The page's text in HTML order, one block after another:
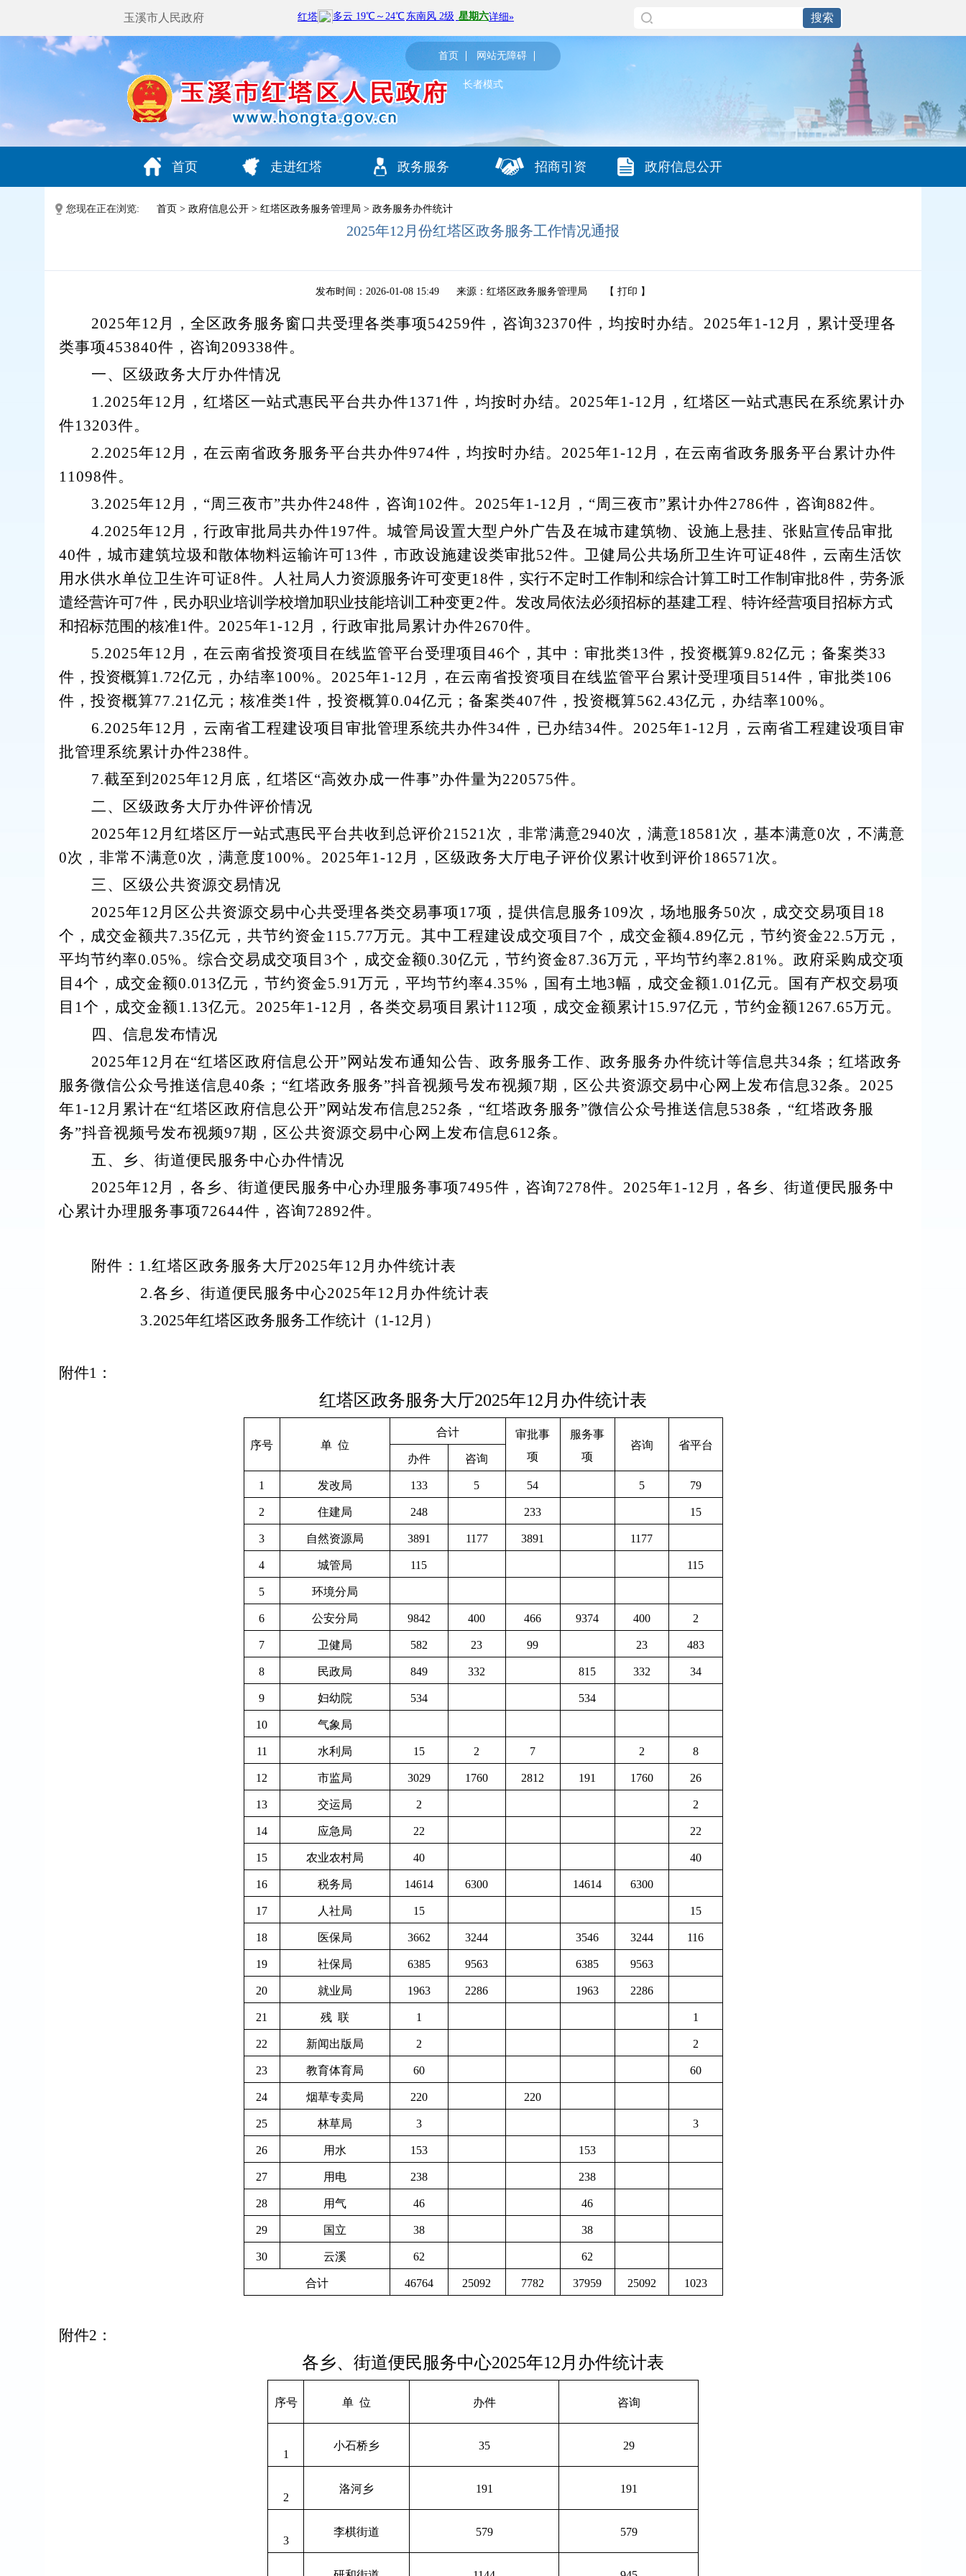
玉溪市人民政府
首页 网站无障碍
长者模式
首页 走进红塔 政务服务 招商引资 政府信息公开
您现在正在浏览: 首页 > 政府信息公开 > 红塔区政务服务管理局 > 政务服务办件统计
2025年12月份红塔区政务服务工作情况通报
发布时间：2026-01-08 15:49 来源：红塔区政务服务管理局 【 打印 】
2025年12 月， 全区政务服务窗口共受理各类事项54259件，咨询32370件 ， 均按时办结。 2025年1-12 月， 累计受理各
类事项453840件，咨询209338件。
一、 区级政务大厅办件情况
1.2025年12 月，红塔区一站式惠民平台共办件1371件 ， 均按时办结。 2025年1-12 月，红塔区一站式惠民在系统累计办
件13203件。
2.2025年12 月，在云南省政务服务平台共办件974件，均按时办结。 2025年1-12 月，在云南省政务服务平台 累计办件
11098件。
3.2025年12 月， “周三夜市”共办件248件，咨询102件。 2025年1-12 月， “周三夜市”累计办件2786件，咨询882件。
4.2025年12 月，行政审批局共办件197件。 城管局设置大型户外广告及在城市建筑物、设施上悬挂、张贴宣传品审批
40件，城市建筑垃圾和散体物料运输许可13件，市政设施建设类审批52件。 卫健局公共场所卫生许可证48件，云南生活饮
用水供水单位卫生许可证8件。 人社局 人力资源服务许可变更18件，实行不定时工作制和综合计算工时工作制审批8件，劳务派
遣经营许可7件，民办职业培训学校增加职业技能培训工种变更2件。发改局依法必须招标的基建工程、特许经营项目招标方式
和招标范围的核准1件。 2025年1-12 月，行政审批局累计办件2670件。
5.2025年12 月 ， 在云南省投资项目在线监管平台受理项目 46个 ，其中：审批类13件，投资概算9.82亿元；备案类33
件， 投资概算1.72亿元，办结率100%。 2025年1-12 月，在云南省投资项目在线监管平台 累计受理项目 514件 ， 审批类106
件，投资概算77.21亿元； 核准类1件，投资概算0.04亿元； 备案类407件，投资概算562.43亿元，办结率100%。
6.2025年12 月 ， 云南省工程建设项目审批管理系统共办件34件，已办结34件。 2025年1-12 月，云南省工程建设项目审
批管理系统累计办件238件。
7.截至到 2025年12 月底，红塔区“高效办成一件事”办件量为220575件。
二、区级政务大厅办件评价情况
2025年12 月红塔区厅一站式惠民平台共收到总评价21521次，非常满意2940次，满意18581次，基本满意0次，不满意
0次，非常不满意0次，满意度100%。 2025年1-12 月，区级政务大厅电子评价仪 累计收到评价186571次。
三、区级公共资源交易情况
2025年12 月区公共资源交易中心共受理各类交易事项17项，提供信息服务109次，场地服务50次，成交交易项目 18
个，成交金额共7.35亿元，共节约资金115.77万元。其中工程建设成交项目 7个，成交金额4.89亿元，节约资金22.5万元，
平均节约率0.05%。综合交易成交项目 3个，成交金额0.30亿元，节约资金87.36万元，平均节约率2.81%。政府采购成交项
目 4个，成交金额0.013亿元，节约资金5.91万元，平均节约率4.35% ，国有土地3幅，成交金额1.01亿元。国有产权交易项
目 1个，成交金额1.13亿元。 2025年1-12 月，各类交易项目累计112项，成交金额累计15.97亿元，节约金额1267.65万元。
四、信息发布情况
2025年12 月 在“红塔区政府信息公开”网站发布通知公告、政务服务工作、政务服务办件统计等信息共34条 ； 红塔政务
服务微信公众号推送信息40条； “红塔政务服务”抖音视频号发布视频7期， 区公共资源交易中心网上发布信息32条。 2025
年1-12 月 累计在“红塔区政府信息公开”网站发布信息252条， “红塔政务服务”微信公众号推送信息538条 ， “红塔政务服
务”抖音视频号发布视频97期， 区公共资源交易中心网上发布信息612条。
五、乡、街道便民服务中心办件情况
2025年12 月，各乡、街道便民 服务中心办理服务事项7495件，咨询7278件。 2025年1-12 月，各乡、街道便民 服务中
心累计办理服务事项72644件 ，咨询72892件。
附件： 1.红塔区政务服务大厅2025年12 月办件统计表
2.各乡、街道便民服务中心2025年12 月办件统计表
3.2025年红塔区政务服务工作统计 （ 1-12月 ）
附件1 ：
红塔区政务服务大厅2025年12 月办件统计表
序号 单 位
合计
审批事
项
服务事
项
咨询
省平台
办件
咨询
1 发改局 133 5 54 5 79
2 住建局 248 233 15
3 自然资源局 3891 1177 3891 1177
4 城管局 115 115
5 环境分局
6 公安分局 9842 400 466 9374 400 2
7 卫健局 582 23 99 23 483
8 民政局 849 332 815 332 34
9 妇幼院 534 534
10 气象局
11 水利局 15 2 7 2 8
12 市监局 3029 1760 2812 191 1760 26
13 交运局 2 2
14 应急局 22 22
15 农业农村局 40 40
16 税务局 14614 6300 14614 6300
17 人社局 15 15
18 医保局 3662 3244 3546 3244 116
19 社保局 6385 9563 6385 9563
20 就业局 1963 2286 1963 2286
21 残 联 1 1
22 新闻出版局 2 2
23 教育体育局 60 60
24 烟草专卖局 220 220
25 林草局 3 3
26 用水 153 153
27 用电 238 238
28 用气 46 46
29 国立 38 38
30 云溪 62 62
合计 46764 25092 7782 37959 25092 1023
附件2 ：
各乡、街道便民服务中心2025年12月 办件统计表
序号 单 位 办件 咨询
1
小石桥乡 35 29
2
洛河乡 191 191
3
李棋街道 579 579